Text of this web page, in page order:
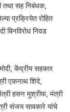
तथा सह निबंधक,
प्रक्रियेत रोहित
बिनविरोध निवड
केंद्रीय सहकार
एकनाथ शिंदे,
हसन मुश्रीफ, मंत्री
संजय सावकारे यांचे